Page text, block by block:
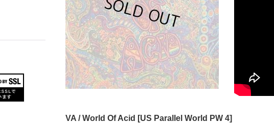
VA / World Of Acid [US Parallel World PW 4]